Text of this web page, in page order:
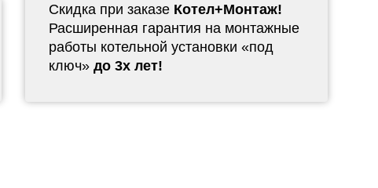
Скидка при заказе Котел+Монтаж!
Расширенная гарантия на монтажные
работы котельной установки «под
ключ» до 3х лет!